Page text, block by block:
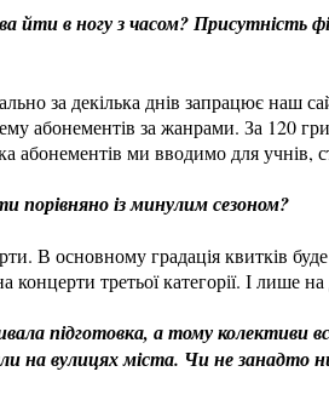
йти в ногу з часом? Присутність
за декілька днів запрацює наш
абонементів за жанрами. За 120
абонементів ми вводимо для учнів,
порівняно із минулим сезоном?
В основному градація квитків
концерти третьої категорії. І лише
підготовка, а тому колективи
на вулицях міста. Чи не занадто